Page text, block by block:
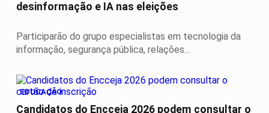
desinformação e IA nas eleições
Participarão do grupo especialistas em tecnologia da
informação, segurança pública, relações...
EDUCAÇÃO
Candidatos do Encceja 2026 podem consultar o